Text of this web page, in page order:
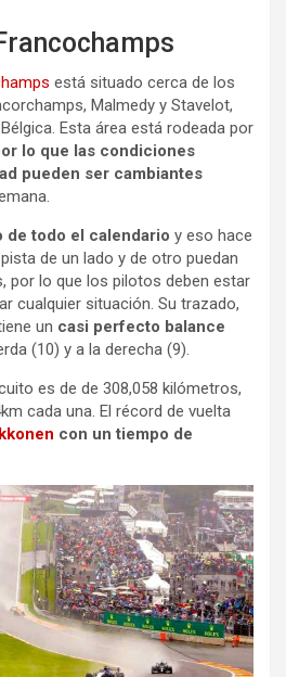
está situado cerca de los
Malmedy y Stavelot,
Esta área está rodeada por
lo que las condiciones
pueden ser cambiantes
de todo el calendario y eso hace
de un lado y de otro puedan
por lo que los pilotos deben estar
cualquier situación. Su trazado,
un casi perfecto balance
(10) y a la derecha (9).
es de de 308,058 kilómetros,
cada una. El récord de vuelta
con un tiempo de